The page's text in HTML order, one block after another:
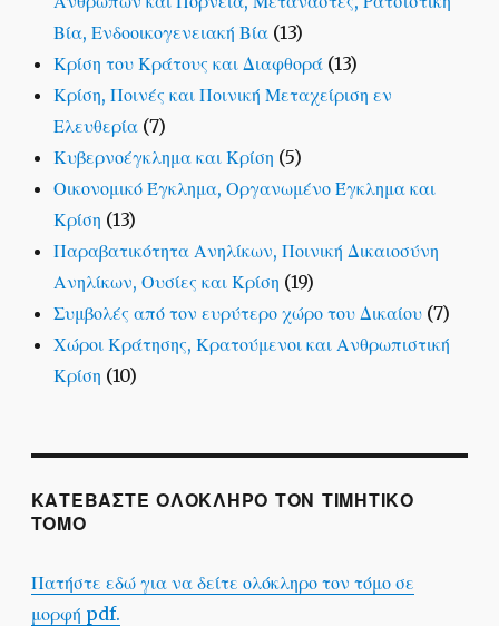
Βία, Ενδοοικογενειακή Βία(13)
Κρίση του Κράτους και Διαφθορά(13)
Κρίση, Ποινές και Ποινική Μεταχείριση εν
Ελευθερία(7)
Κυβερνοέγκλημα και Κρίση (5)
Οικονομικό Έγκλημα, Οργανωμένο Έγκλημα και
Κρίση (13)
Παραβατικότητα Ανηλίκων, Ποινική Δικαιοσύνη
Ανηλίκων, Ουσίες και Κρίση (19)
Συμβολές από τον ευρύτερο χώρο του Δικαίου(7)
Χώροι Κράτησης, Κρατούμενοι και Ανθρωπιστική
Κρίση (10)
ΚΑΤΕΒΑΣΤΕ ΟΛΟΚΛΗΡΟ ΤΟΝ ΤΙΜΗΤΙΚΟ
ΤΟΜΟ
Πατήστε εδώ για να δείτε ολόκληρο τον τόμο σε
μορφή pdf.